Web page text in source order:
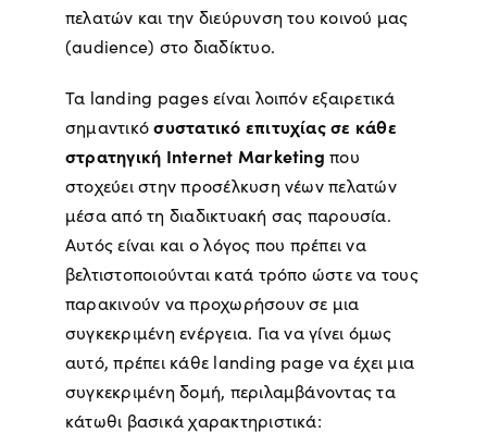
πελατών και την διεύρυνση του κοινού μας
(audience) στο διαδίκτυο.
Τα landing pages είναι λοιπόν εξαιρετικά
σημαντικόσυστατικό επιτυχίας σε κάθε
στρατηγική Internet Marketing που
στοχεύει στην προσέλκυση νέων πελατών
μέσα από τη διαδικτυακή σας παρουσία.
Αυτός είναι και ο λόγος που πρέπει να
βελτιστοποιούνται κατά τρόπο ώστε να τους
παρακινούν να προχωρήσουν σε μια
συγκεκριμένη ενέργεια. Για να γίνει όμως
αυτό, πρέπει κάθε landing page να έχει μια
συγκεκριμένη δομή, περιλαμβάνοντας τα
κάτωθι βασικά χαρακτηριστικά: